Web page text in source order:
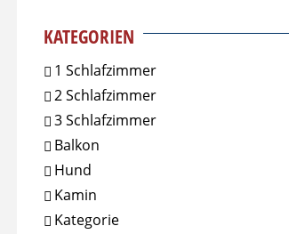
KATEGORIEN
1 Schlafzimmer
2 Schlafzimmer
3 Schlafzimmer
Balkon
Hund
Kamin
Kategorie